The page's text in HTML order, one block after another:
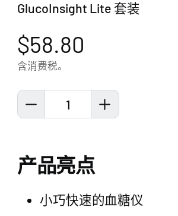
产品亮点
小巧快速的血糖仪
GlucoInsight Lite 套装
$58.80
含消费税。
1